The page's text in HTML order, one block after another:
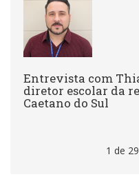
Entrevista com
diretor escolar da
Caetano do Sul
1 de 29